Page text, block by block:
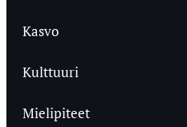
Kasvo
Kulttuuri
Mielipiteet